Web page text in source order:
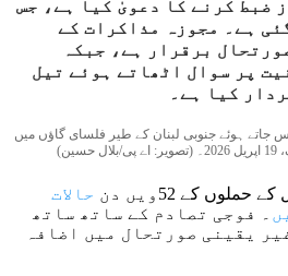
ضبط کرنے کا دعویٰ کیا ہے، جس
ہے۔ مجوزہ مذاکرات کے
برقرار ہے، جبکہ
پر سوال اٹھاتے ہوئے تیل
کیا ہے۔
جاتے ہوئے جنوبی لبنان کے طیر فلسای گاؤں میں
کے 52ویں دن
حالات
۔ فوجی تصادم کے ساتھ ساتھ
یقینی صورتحال میں اضافہ